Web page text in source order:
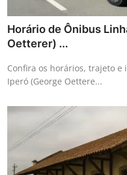
Horário de Ônibus
Oetterer) ...
Confira os horários, trajeto e
Iperó (George Oettere...